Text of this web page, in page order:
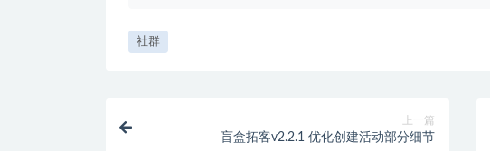
社群
上一篇
盲盒拓客v2.2.1 优化创建活动部分细节